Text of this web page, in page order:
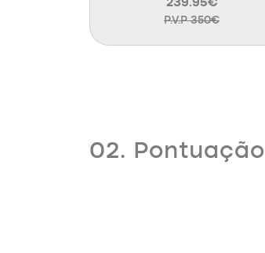
239.95€
P.V.P 350€
02. Pontuação